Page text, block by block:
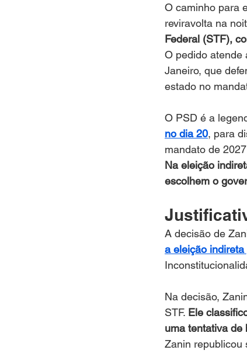
O caminho para
reviravolta na
Federal (STF),
O pedido atende
Janeiro, que
estado no
O PSD é a
no dia 20, para
mandato de
Na eleição
escolhem o
A decisão de
a eleição
Na decisão,
STF. Ele
uma tentativa de
Zanin republicou